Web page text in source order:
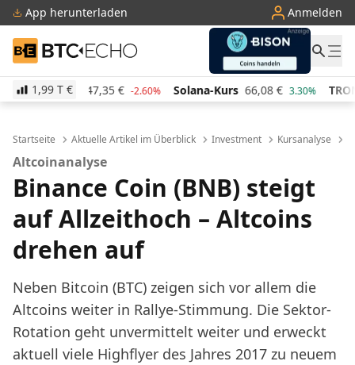
App herunterladen Anmelden
BTC-ECHO
1,99 T €
47,35 € -2.60% Solana-Kurs 66,08 € 3.30% TRON-Kurs
Startseite Aktuelle Artikel im Überblick Investment Kursanalyse
Altcoinanalyse
Binance Coin (BNB) steigt
auf Allzeithoch – Altcoins
drehen auf
Neben Bitcoin (BTC) zeigen sich vor allem die
Altcoins weiter in Rallye-Stimmung. Die Sektor-
Rotation geht unvermittelt weiter und erweckt
aktuell viele Highflyer des Jahres 2017 zu neuem